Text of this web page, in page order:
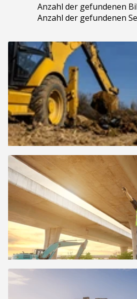
Anzahl der gefundenen
Anzahl der gefundenen